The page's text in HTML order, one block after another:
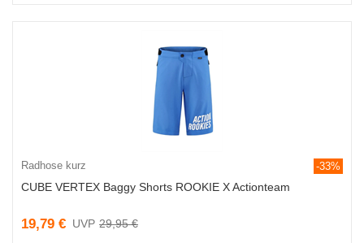
Radhose kurz -33%
CUBE VERTEX Baggy Shorts ROOKIE X Actionteam
19,79 € 29,95 €